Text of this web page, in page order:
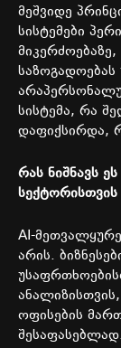
მეშვიდე
სისტემები
მიკერძოებაზე,
საზოგადოებას
სისტემა, რა
დაფიქსირდა,
რას ნიშნავს ეს
სექტორისთვის
AI-
არის.
ანალიზისთვის,
ოფისების
შესაფასებლად